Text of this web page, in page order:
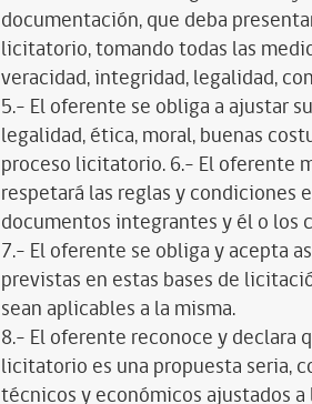
documentación, que deba
licitatorio, tomando todas las
veracidad, integridad, legalidad,
5.- El oferente se obliga a ajustar
legalidad, ética, moral, buenas
proceso licitatorio. 6.- El oferente
respetará las reglas y condiciones
documentos integrantes y él o los
7.- El oferente se obliga y acepta
previstas en estas bases de
sean aplicables a la misma.
8.- El oferente reconoce y declara
licitatorio es una propuesta seria,
técnicos y económicos ajustados